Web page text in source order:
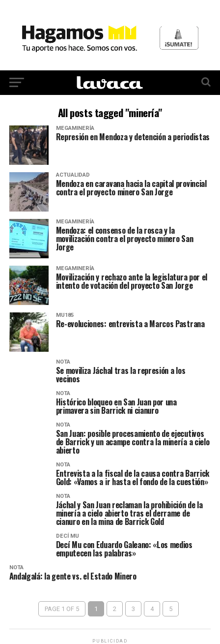
All posts tagged "minería"
MEGAMINERÍA
Represión en Mendoza y detención a periodistas
ACTUALIDAD
Mendoza en caravana hacia la capital provincial
contra el proyecto minero San Jorge
MEGAMINERÍA
Mendoza: el consenso de la rosca y la
movilización contra el proyecto minero San
Jorge
MEGAMINERÍA
Movilización y rechazo ante la legislatura por el
intento de votación del proyecto San Jorge
MU185
Re-evoluciones: entrevista a Marcos Pastrana
NOTA
Se moviliza Jáchal tras la represión a los
vecinos
NOTA
Histórico bloqueo en San Juan por una
primavera sin Barrick ni cianuro
NOTA
San Juan: posible procesamiento de ejecutivos
de Barrick y un acampe contra la minería a cielo
abierto
NOTA
Entrevista a la fiscal de la causa contra Barrick
Gold: «Vamos a ir hasta el fondo de la cuestión»
NOTA
Jáchal y San Juan reclaman la prohibición de la
minería a cielo abierto tras el derrame de
cianuro en la mina de Barrick Gold
DECÍ MU
Decí Mu con Eduardo Galeano: «Los medios
emputecen las palabras»
NOTA
Andalgalá: la gente vs. el Estado Minero
PAGE 1 OF 5 1 2 3 4 5
PUBLICIDAD